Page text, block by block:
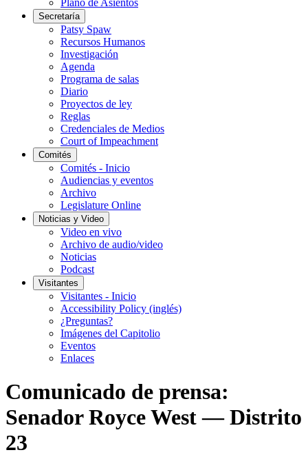
Plano de Asientos
Secretaría
Patsy Spaw
Recursos Humanos
Investigación
Agenda
Programa de salas
Diario
Proyectos de ley
Reglas
Credenciales de Medios
Court of Impeachment
Comités
Comités - Inicio
Audiencias y eventos
Archivo
Legislature Online
Noticias y Video
Video en vivo
Archivo de audio/video
Noticias
Podcast
Visitantes
Visitantes - Inicio
Accessibility Policy (inglés)
¿Preguntas?
Imágenes del Capitolio
Eventos
Enlaces
Comunicado de prensa:
Senador Royce West — Distrito
23